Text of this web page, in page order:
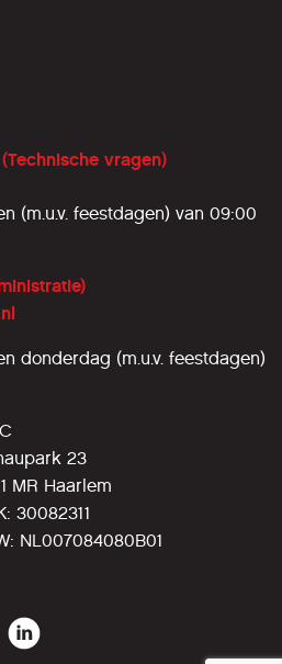
vragen)
(m.u.v. feestdagen) van 09:00
donderdag (m.u.v. feestdagen)
23
MR Haarlem
30082311
NL007084080B01